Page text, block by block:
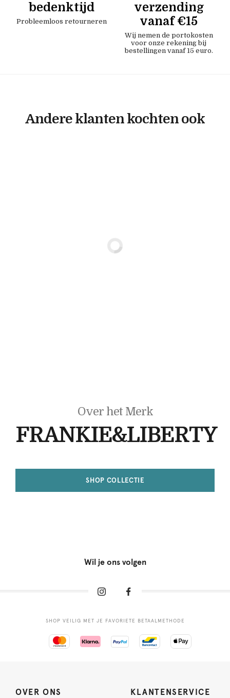
bedenktijd
Probleemloos retourneren
verzending
vanaf €15
Wij nemen de portokosten
voor onze rekening bij
bestellingen vanaf 15 euro.
Andere klanten kochten ook
Over het Merk
FRANKIE&LIBERTY
SHOP COLLECTIE
Wil je ons volgen
SHOP VEILIG MET JE FAVORIETE BETAALMETHODE
OVER ONS KLANTENSERVICE